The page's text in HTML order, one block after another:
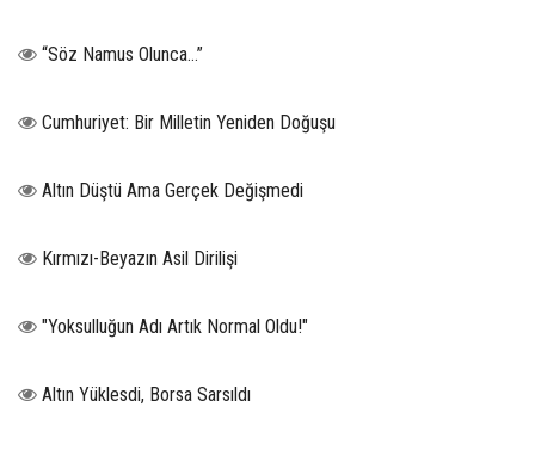
“Söz Namus Olunca…”
Cumhuriyet: Bir Milletin Yeniden Doğuşu
Altın Düştü Ama Gerçek Değişmedi
Kırmızı-Beyazın Asil Dirilişi
"Yoksulluğun Adı Artık Normal Oldu!"
Altın Yüklesdi, Borsa Sarsıldı